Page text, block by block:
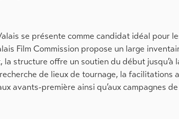
se présente comme candidat idéal pour
Film Commission propose un large
structure offre un soutien du début jusqu’à
de lieux de tournage, la facilitations
avants-première ainsi qu’aux campagnes